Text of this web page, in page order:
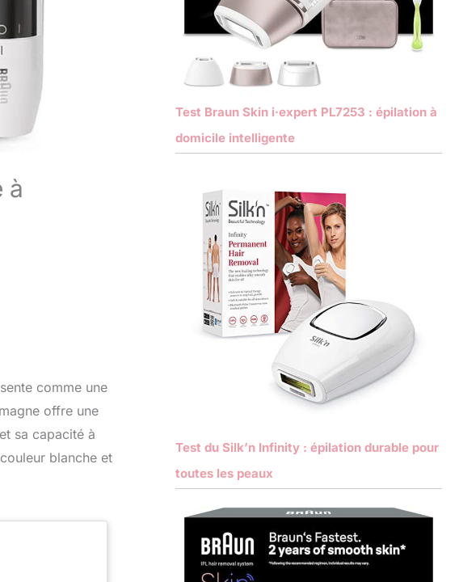
à
comme une
offre une
sa capacité à
blanche et
Test Braun Skin i·expert PL7253 : épilation à
domicile intelligente
Test du Silk’n Infinity : épilation durable pour
toutes les peaux